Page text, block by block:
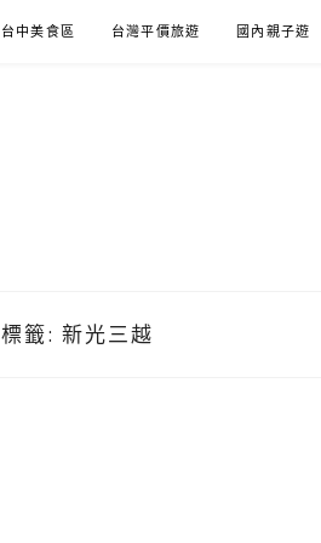
台中美食區 台灣平價旅遊 國內親子遊
標籤: 新光三越